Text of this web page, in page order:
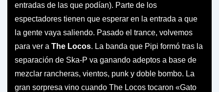
entradas de las que podían). Parte de los
espectadores tienen que esperar en la entrada a que
la gente vaya saliendo. Pasado el trance, volvemos
para ver a The Locos. La banda que Pipi formó tras la
separación de Ska-P va ganando adeptos a base de
mezclar rancheras, vientos, punk y doble bombo. La
gran sorpresa vino cuando The Locos tocaron «Gato